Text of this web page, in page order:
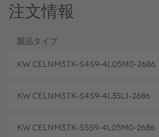
注文情報
製品タイプ
KW CELNM3.TK-S4S9-4L05M0-2686
KW CELNM3.TK-S4S9-4L35L1-2686
KW CELNM3.TK-S5S9-4L05M0-2686